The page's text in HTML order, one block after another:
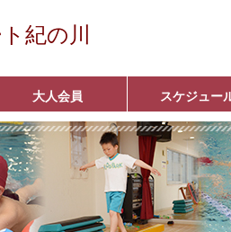
紀の川
大人会員
クア悠々クラブ
きいきコース
会案内■
スケジュー